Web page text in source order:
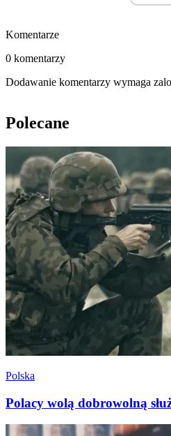
Komentarze
0 komentarzy
Dodawanie komentarzy wymaga
Polecane
Polska
Polacy wolą dobrowolną